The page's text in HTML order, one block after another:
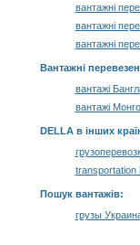
вантажні
вантажні
вантажні
Вантажні
вантажі
вантажі
DELLA в інших
transportation
Пошук вантажів:
грузы